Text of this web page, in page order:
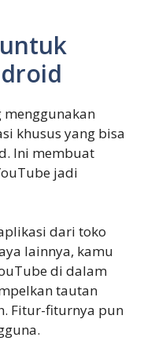
menggunakan
khusus yang bisa
Ini membuat
jadi
dari toko
lainnya, kamu
di dalam
tautan
Fitur-fiturnya pun